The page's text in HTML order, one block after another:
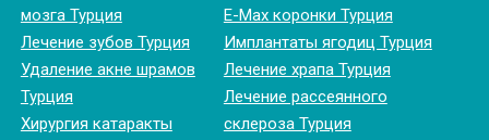
мозга Турция
Лечение зубов Турция
Удаление акне шрамов
Турция
Хирургия катаракты
E-Max коронки Турция
Имплантаты ягодиц Турция
Лечение храпа Турция
Лечение рассеянного
склероза Турция